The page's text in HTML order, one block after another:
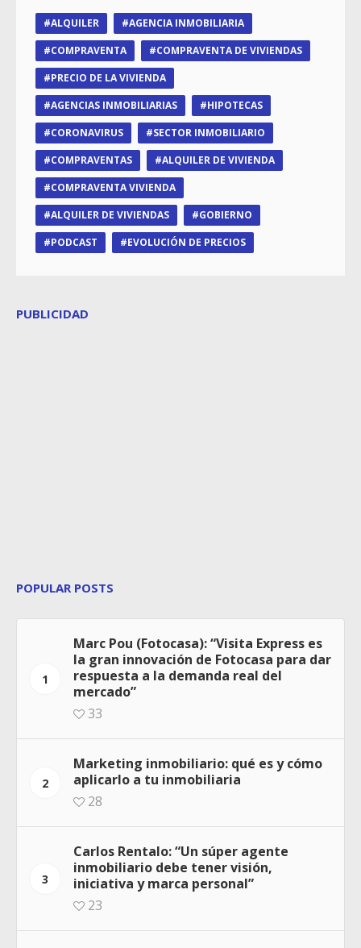
ALQUILER
AGENCIA INMOBILIARIA
COMPRAVENTA
COMPRAVENTA DE VIVIENDAS
PRECIO DE LA VIVIENDA
AGENCIAS INMOBILIARIAS
HIPOTECAS
CORONAVIRUS
SECTOR INMOBILIARIO
COMPRAVENTAS
ALQUILER DE VIVIENDA
COMPRAVENTA VIVIENDA
ALQUILER DE VIVIENDAS
GOBIERNO
PODCAST
EVOLUCIÓN DE PRECIOS
PUBLICIDAD
POPULAR POSTS
1
Marc Pou (Fotocasa): “Visita Express es
la gran innovación de Fotocasa para dar
respuesta a la demanda real del
mercado”
33
2
Marketing inmobiliario: qué es y cómo
aplicarlo a tu inmobiliaria
28
3
Carlos Rentalo: “Un súper agente
inmobiliario debe tener visión,
iniciativa y marca personal”
23